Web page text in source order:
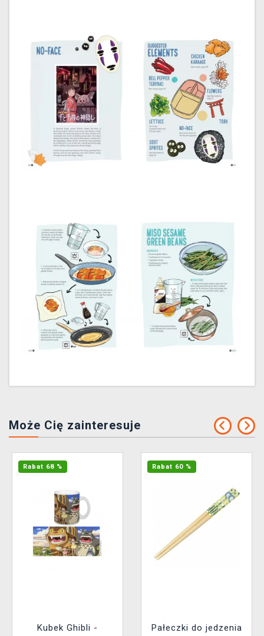
Może Cię zainteresuje
Rabat 68 %
Kubek Ghibli -
Rabat 60 %
Pałeczki do jedzenia